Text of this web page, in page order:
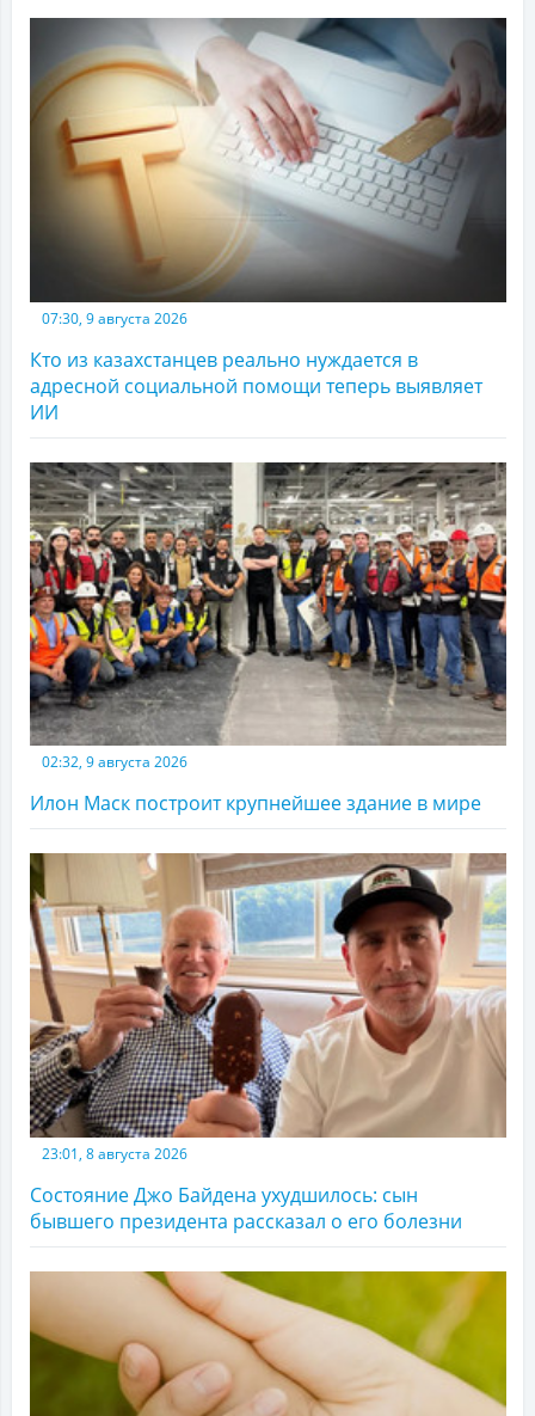
07:30, 9 августа 2026
Кто из казахстанцев реально нуждается в
адресной социальной помощи теперь выявляет
ИИ
02:32, 9 августа 2026
Илон Маск построит крупнейшее здание в мире
23:01, 8 августа 2026
Состояние Джо Байдена ухудшилось: сын
бывшего президента рассказал о его болезни